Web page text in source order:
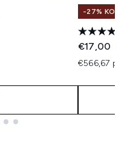
-27%
€17,00
€566,67